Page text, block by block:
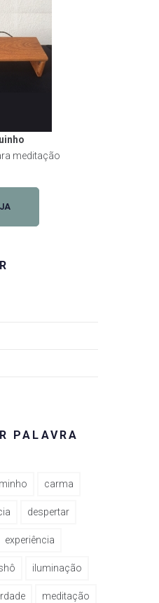
meditação
PALAVRA
carma
despertar
experiência
iluminação
meditação